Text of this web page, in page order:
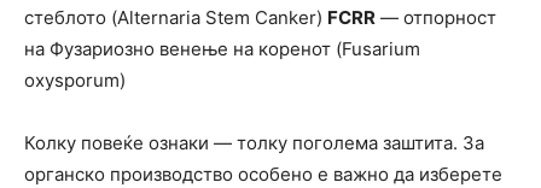
стеблото (Alternaria Stem Canker) FCRR — отпорност
на Фузариозно венење на коренот (Fusarium
oxysporum)
Колку повеќе ознаки — толку поголема заштита. За
органско производство особено е важно да изберете